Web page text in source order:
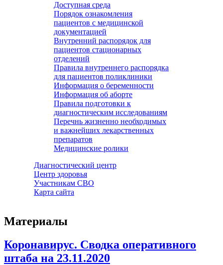
Доступная среда
Порядок ознакомления
пациентов с медицинской
документацией
Внутренний распорядок для
пациентов стационарных
отделений
Правила внутреннего распорядка
для пациентов поликлиники
Информация о беременности
Информация об аборте
Правила подготовки к
диагностическим исследованиям
Перечнь жизненно необходимых
и важнейших лекарственных
препаратов
Медицинские ролики
Диагностический центр
Центр здоровья
Участникам СВО
Карта сайта
Материалы
Коронавирус. Сводка оперативного
штаба на 23.11.2020